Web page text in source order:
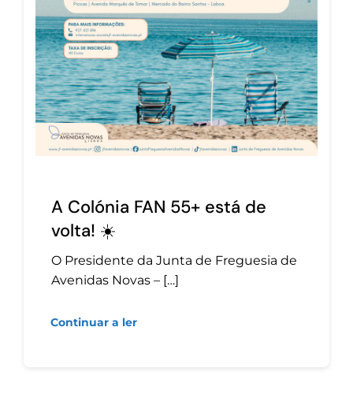
A Colónia FAN 55+ está de
volta! ☀️
O Presidente da Junta de Freguesia de
Avenidas Novas – […]
Continuar a ler